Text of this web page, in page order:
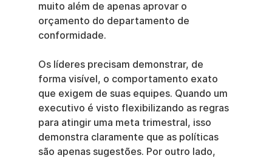
muito além de apenas aprovar o
orçamento do departamento de
conformidade.
Os líderes precisam demonstrar, de
forma visível, o comportamento exato
que exigem de suas equipes. Quando um
executivo é visto flexibilizando as regras
para atingir uma meta trimestral, isso
demonstra claramente que as políticas
são apenas sugestões. Por outro lado,